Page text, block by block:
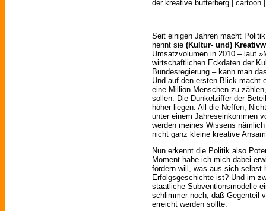
der kreative butterberg | cartoon
Seit einigen Jahren macht
nennt sie (Kultur- und)
Umsatzvolumen in 2010 – laut
wirtschaftlichen Eckdaten der
Bundesregierung – kann man
Und auf den ersten Blick macht
eine Million Menschen zu
sollen. Die Dunkelziffer der
höher liegen. All die Neffen,
unter einem Jahreseinkommen
werden meines Wissens
nicht ganz kleine kreative
Nun erkennt die Politik also
Moment habe ich mich dabei
fördern will, was aus sich selbst
Erfolgsgeschichte ist? Und im
staatliche Subventionsmodelle
schlimmer noch, daß Gegenteil
erreicht werden sollte.